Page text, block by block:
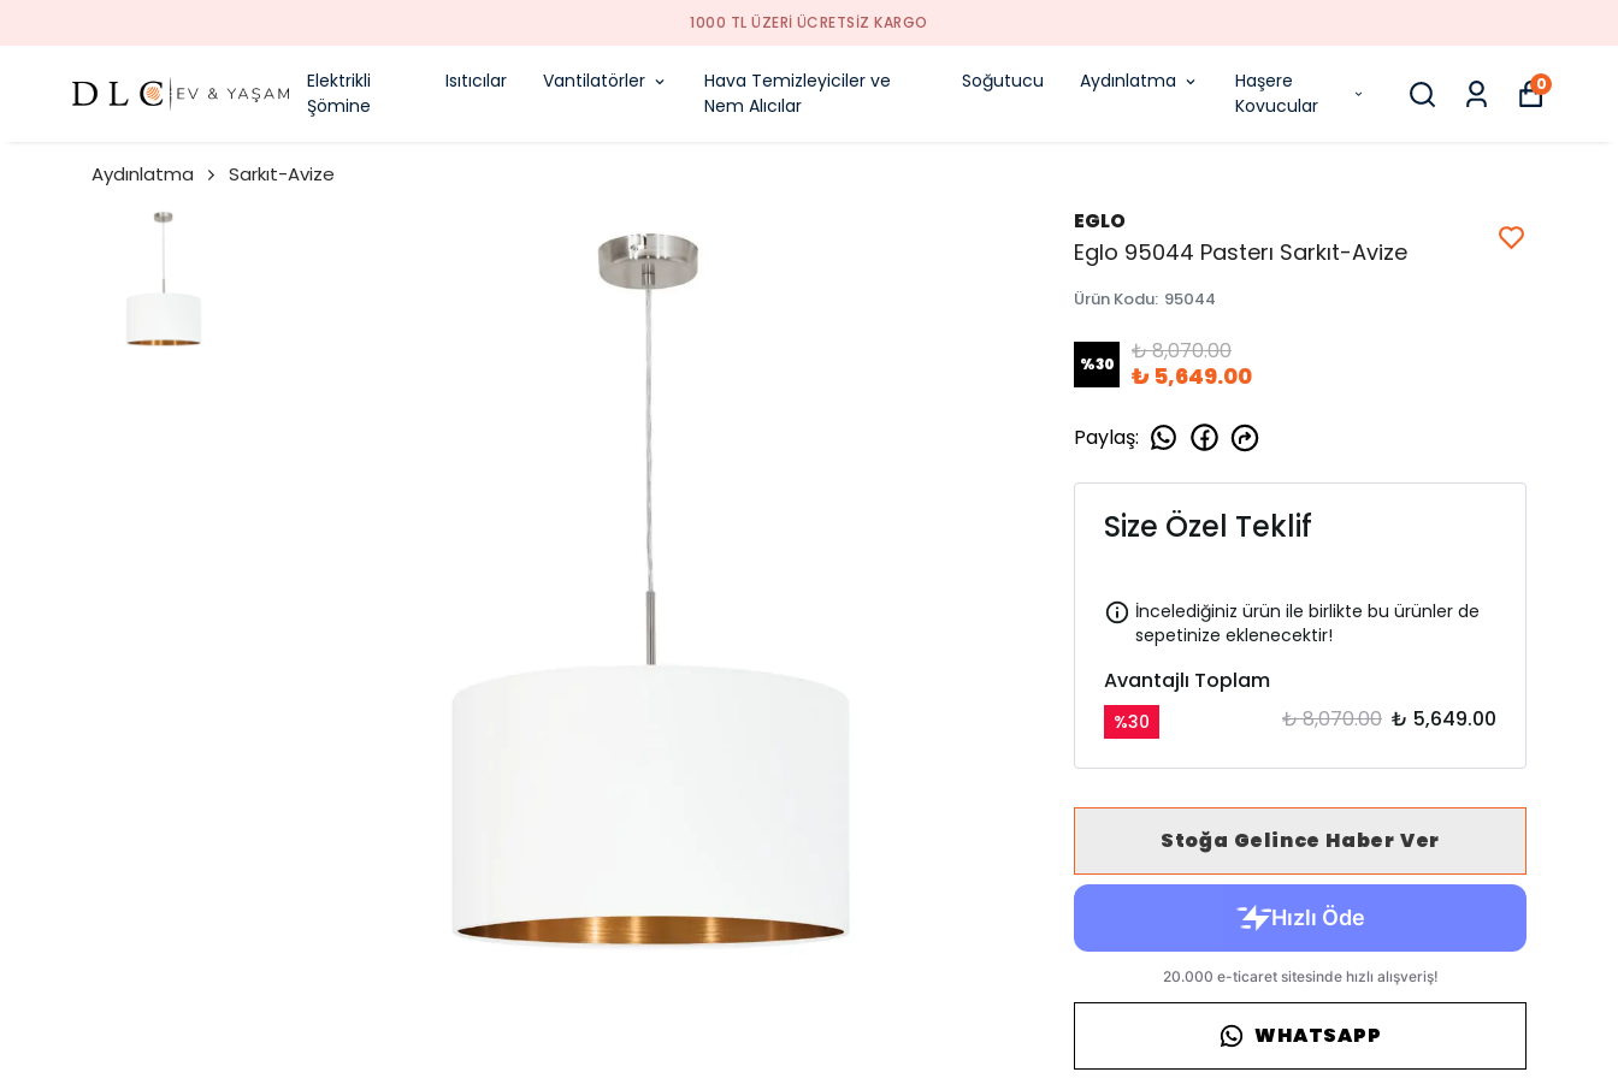
1000 TL ÜZERI ÜCRETSIZ KARGO
Elektrikli
Şömine
Isıtıcılar Vantilatörler
Hava Temizleyiciler ve
Nem Alıcılar
Soğutucu Aydınlatma
Haşere
Kovucular
0
Aydınlatma Sarkıt-Avize
EGLO
Eglo 95044 Pasterı Sarkıt-Avize
Ürün Kodu: 95044
%30 ₺ 8,070.00
₺ 5,649.00
Paylaş:
Size Özel Teklif
İncelediğiniz ürün ile birlikte bu ürünler de
sepetinize eklenecektir!
Avantajlı Toplam
%30 ₺ 8,070.00 ₺ 5,649.00
Stoğa Gelince Haber Ver
WHATSAPP